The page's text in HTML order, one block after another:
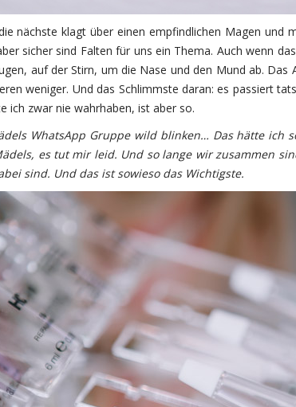
nächste klagt über einen empfindlichen Magen und
sicher sind Falten für uns ein Thema. Auch wenn
auf der Stirn, um die Nase und den Mund ab.
weniger. Und das Schlimmste daran: es passiert
ich zwar nie wahrhaben, ist aber so.
WhatsApp Gruppe wild blinken… Das hätte ich
es tut mir leid. Und so lange wir zusammen
sind. Und das ist sowieso das Wichtigste.